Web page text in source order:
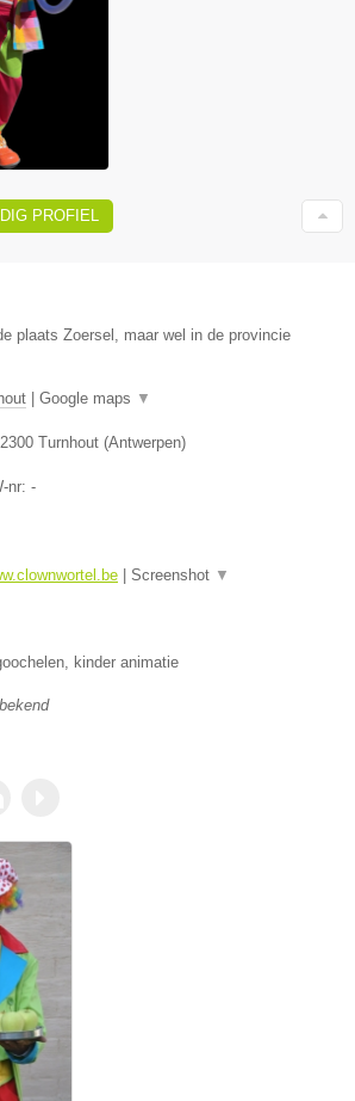
PROFIEL
plaats Zoersel, maar wel in de provincie
Google maps ▼
2300 Turnhout (Antwerpen)
nr: -
Screenshot ▼
kinder animatie